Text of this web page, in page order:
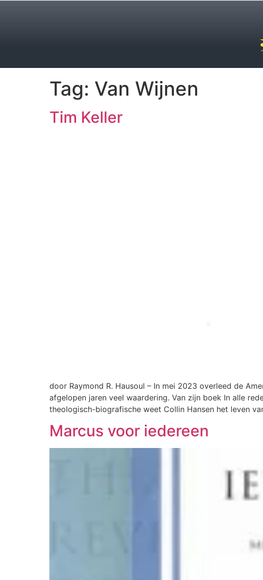
Tag: Van Wijnen
Tim Keller
door Raymond R. Hausoul – In mei 2023 overleed de
afgelopen jaren veel waardering. Van zijn boek In alle
theologisch-biografische weet Collin Hansen het leven
Marcus voor iedereen